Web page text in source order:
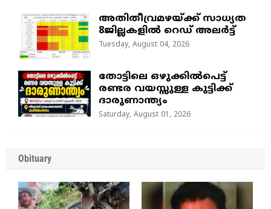
അതിതീവ്രമഴയ്ക്ക് സാധ്യത
8ജില്ലകളിൽ റെഡ് അലർട്ട്
Tuesday, August 04, 2026
തോട്ടിലെ ഒഴുക്കിൽപെട്ട്
രണ്ടര വയസ്സുള്ള കുട്ടിക്ക്
ദാരുണാന്ത്യം
Saturday, August 01, 2026
Obituary